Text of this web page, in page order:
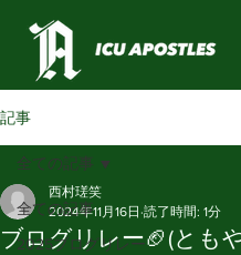
記事
全ての記事
2025ブログリレー
全ての記事
ブログリレー🏈(とも
西村瑳笑
2024年11月16日 読了時間: 1分